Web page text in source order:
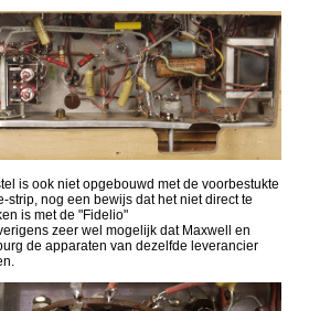
is ook niet opgebouwd met de voorbestukte
strip, nog een bewijs dat het niet direct te
is met de "Fidelio"
zeer wel mogelijk dat Maxwell en
de apparaten van dezelfde leverancier